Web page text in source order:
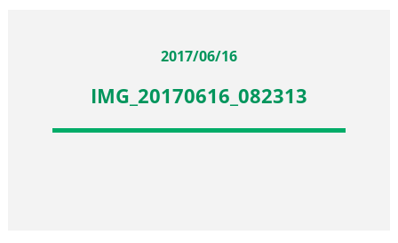
2017/06/16
IMG_20170616_082313